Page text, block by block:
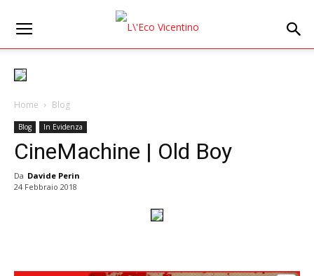
Home Blog
Blog In Evidenza
CineMachine | Old Boy
Da Davide Perin
24 Febbraio 2018